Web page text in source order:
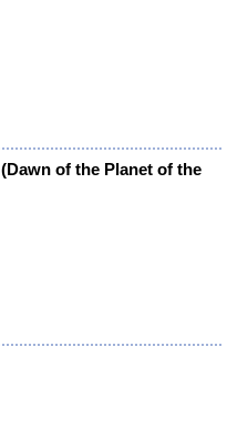
(Dawn of the Planet of the